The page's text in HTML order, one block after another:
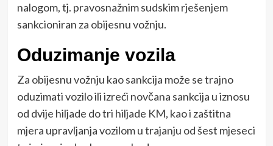
nalogom, tj. pravosnažnim sudskim rješenjem
sankcioniran za obijesnu vožnju.
Oduzimanje vozila
Za obijesnu vožnju kao sankcija može se trajno
oduzimati vozilo ili izreći novčana sankcija u iznosu
od dvije hiljade do tri hiljade KM, kao i zaštitna
mjera upravljanja vozilom u trajanju od šest mjeseci